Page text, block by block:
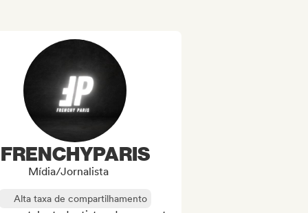
FRENCHYPARIS
Mídia/Jornalista
Alta taxa de compartilhamento